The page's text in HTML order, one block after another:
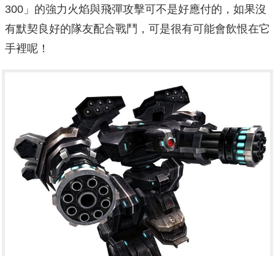
300」的強力火焰與飛彈攻擊可不是好應付的，如果沒
有默契良好的隊友配合戰鬥，可是很有可能會飲恨在它
手裡呢！